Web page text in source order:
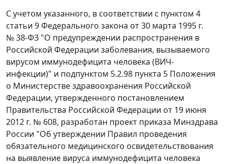
С учетом указанного, в соответствии с пунктом 4
статьи 9 Федерального закона от 30 марта 1995 г.
№ 38-ФЗ "О предупреждении распространения в
Российской Федерации заболевания, вызываемого
вирусом иммунодефицита человека (ВИЧ-
инфекции)" и подпунктом 5.2.98 пункта 5 Положения
о Министерстве здравоохранения Российской
Федерации, утвержденного постановлением
Правительства Российской Федерации от 19 июня
2012 г. № 608, разработан проект приказа Минздрава
России "Об утверждении Правил проведения
обязательного медицинского освидетельствования
на выявление вируса иммунодефицита человека